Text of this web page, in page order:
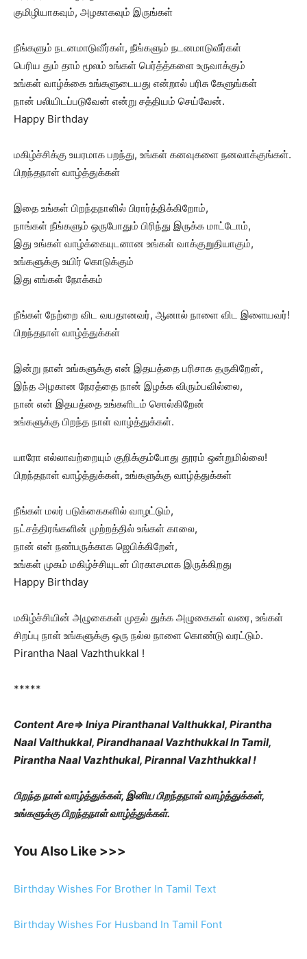
குமிழியாகவும், அழகாகவும் இருங்கள்
நீங்களும் நடனமாடுவீர்கள், நீங்களும் நடனமாடுவீர்கள்
பெரிய தும் தாம் மூலம் உங்கள் பெர்த்த்களை உருவாக்கும்
உங்கள் வாழ்க்கை உங்களுடையது என்றால் பரிசு கேளுங்கள்
நான் பலியிடப்படுவேன் என்று சத்தியம் செய்வேன்.
Happy Birthday
மகிழ்ச்சிக்கு உயரமாக பறந்து, உங்கள் கனவுகளை நனவாக்குங்கள்.
பிறந்தநாள் வாழ்த்துக்கள்
இதை உங்கள் பிறந்தநாளில் பிரார்த்திக்கிறோம்,
நாங்கள் நீங்களும் ஒருபோதும் பிரிந்து இருக்க மாட்டோம்,
இது உங்கள் வாழ்க்கையுடனான உங்கள் வாக்குறுதியாகும்,
உங்களுக்கு உயிர் கொடுக்கும்
இது எங்கள் நோக்கம்
நீங்கள் நேற்றை விட வயதானவர், ஆனால் நாளை விட இளையவர்!
பிறந்தநாள் வாழ்த்துக்கள்
இன்று நான் உங்களுக்கு என் இதயத்தை பரிசாக தருகிறேன்,
இந்த அழகான நேரத்தை நான் இழக்க விரும்பவில்லை,
நான் என் இதயத்தை உங்களிடம் சொல்கிறேன்
உங்களுக்கு பிறந்த நாள் வாழ்த்துக்கள்.
யாரோ எல்லாவற்றையும் குறிக்கும்போது தூரம் ஒன்றுமில்லை!
பிறந்தநாள் வாழ்த்துக்கள், உங்களுக்கு வாழ்த்துக்கள்
நீங்கள் மலர் படுக்கைகளில் வாழட்டும்,
நட்சத்திரங்களின் முற்றத்தில் உங்கள் காலை,
நான் என் நண்பருக்காக ஜெபிக்கிறேன்,
உங்கள் முகம் மகிழ்ச்சியுடன் பிரகாசமாக இருக்கிறது
Happy Birthday
மகிழ்ச்சியின் அழுகைகள் முதல் துக்க அழுகைகள் வரை, உங்கள்
சிறப்பு நாள் உங்களுக்கு ஒரு நல்ல நாளை கொண்டு வரட்டும்.
Pirantha Naal Vazhthukkal !
*****
Content Are⇒ Iniya Piranthanal Valthukkal, Pirantha
Naal Valthukkal, Pirandhanaal Vazhthukkal In Tamil,
Pirantha Naal Vazhthukal, Pirannal Vazhthukkal !
பிறந்த நாள் வாழ்த்துக்கள், இனிய பிறந்தநாள் வாழ்த்துக்கள்,
உங்களுக்கு பிறந்தநாள் வாழ்த்துக்கள்.
You Also Like >>>
Birthday Wishes For Brother In Tamil Text
Birthday Wishes For Husband In Tamil Font